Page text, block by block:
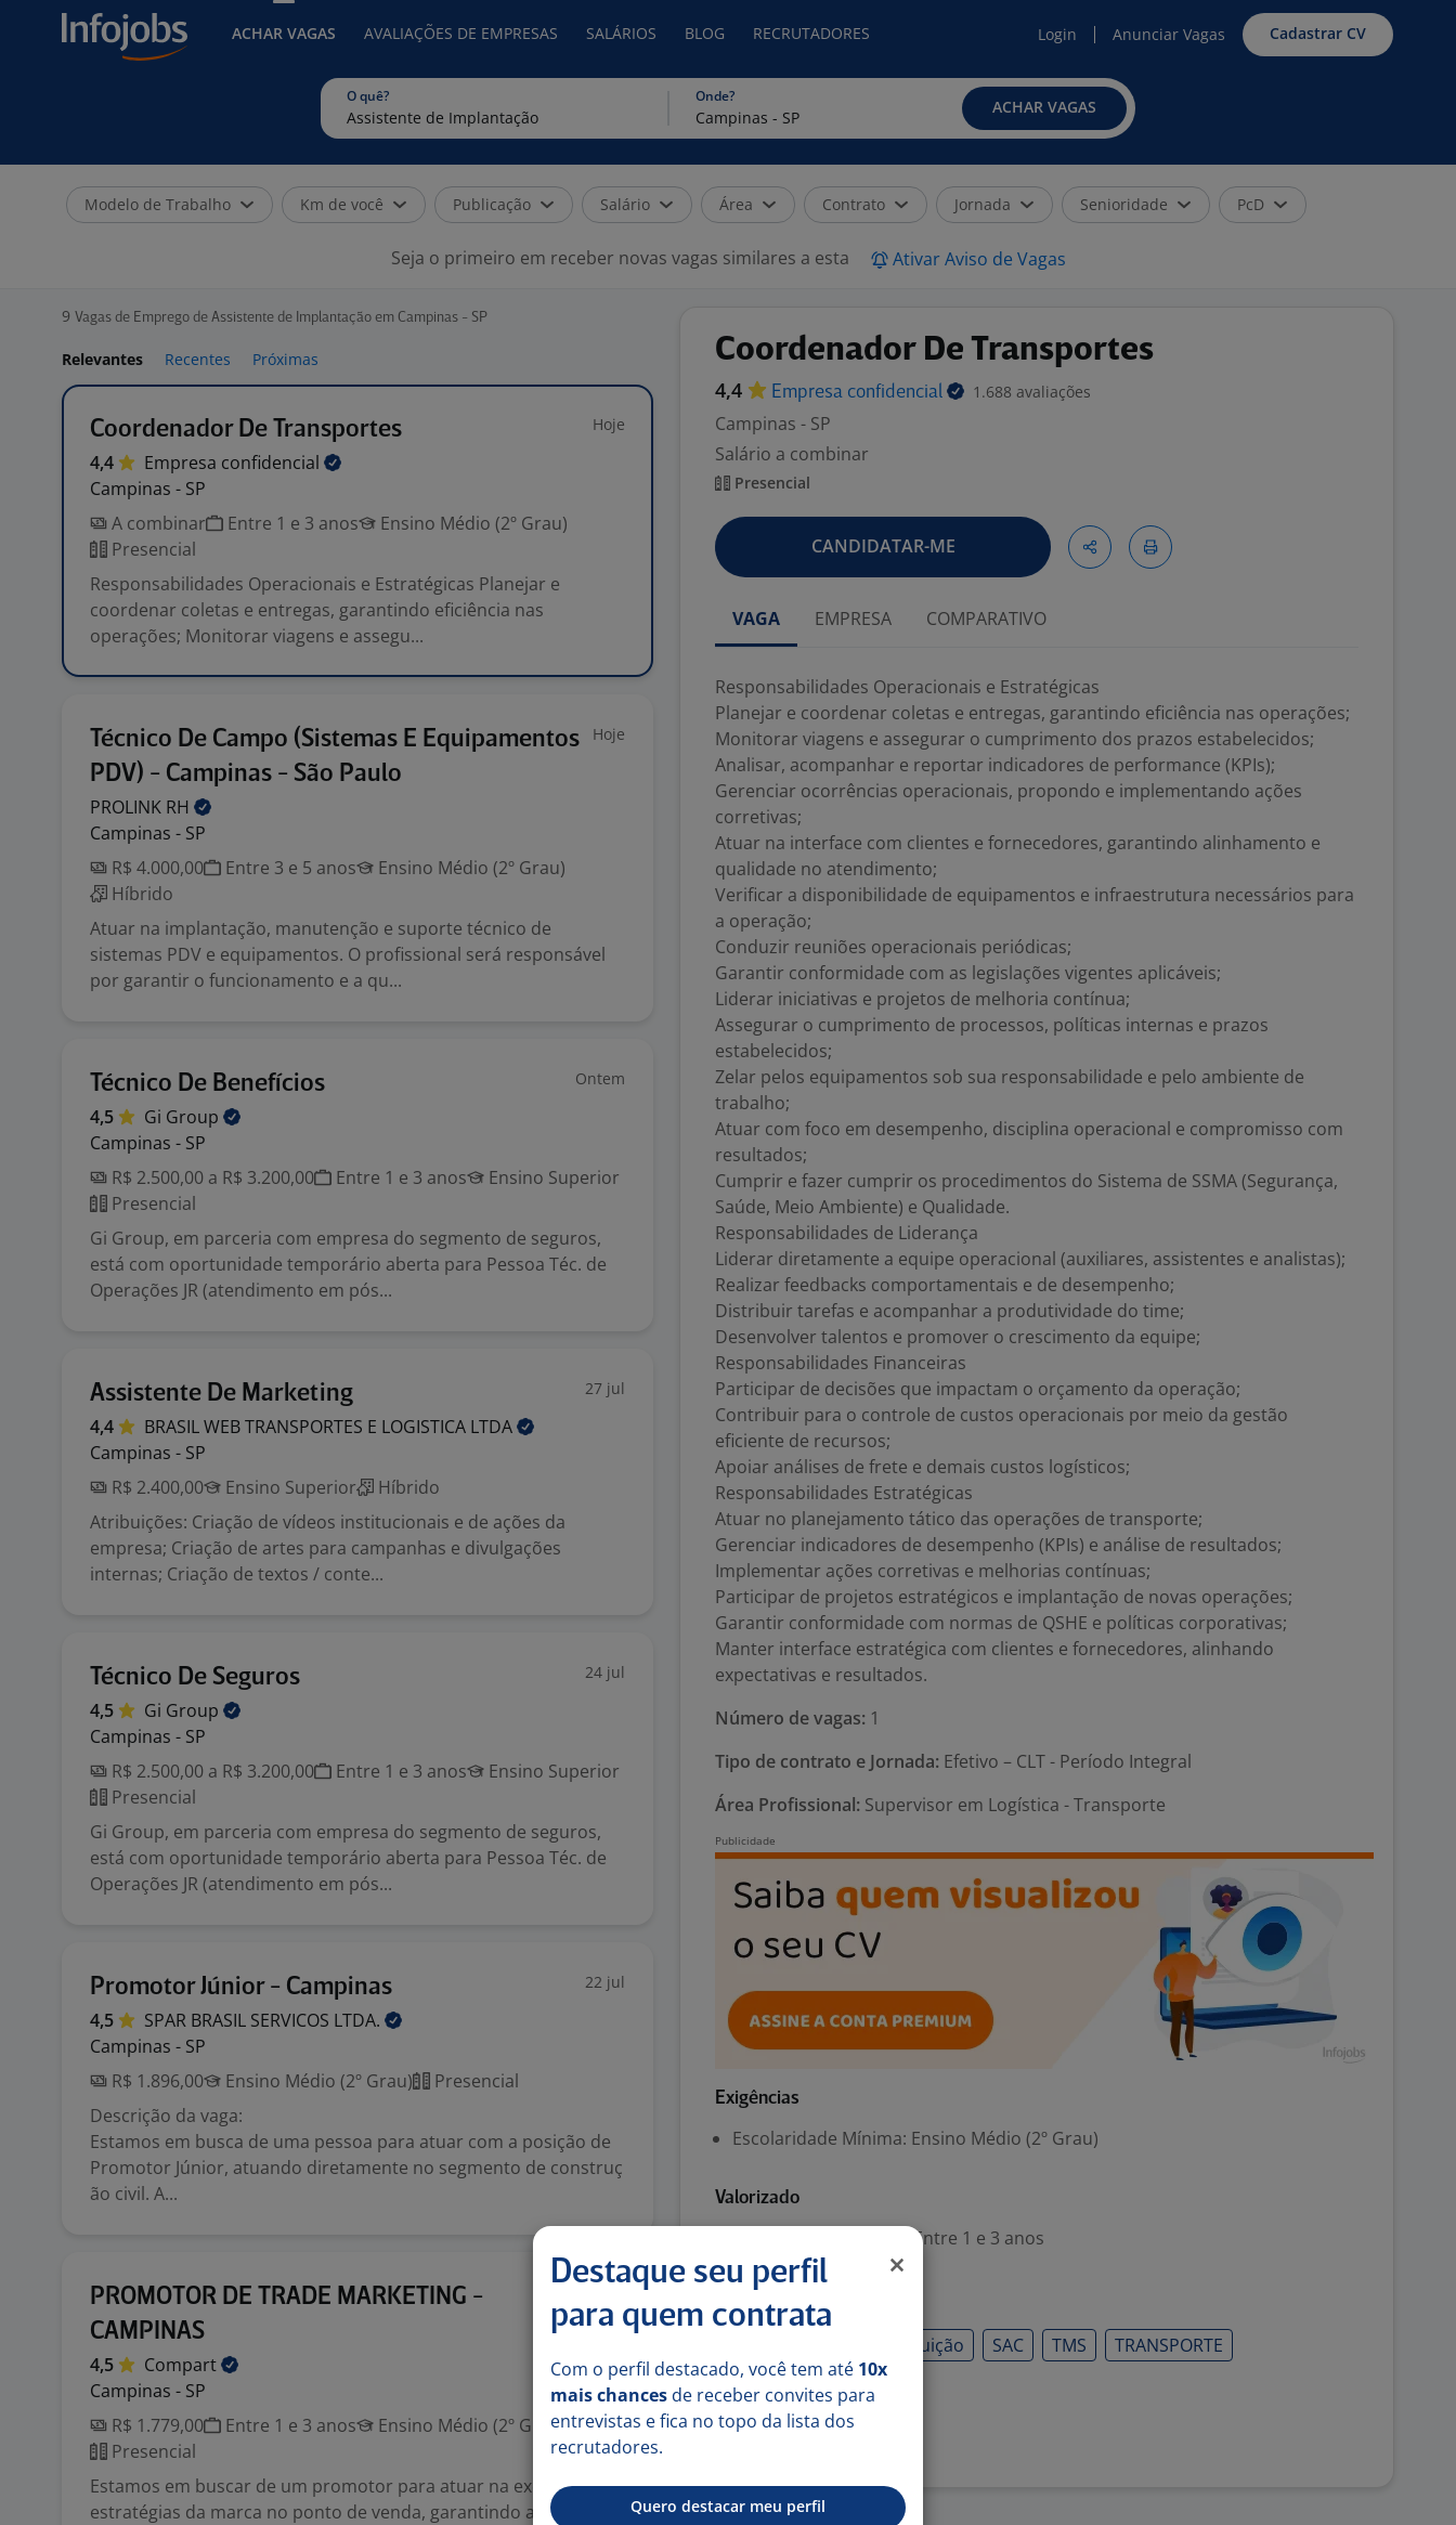
ACHAR VAGAS AVALIAÇÕES DE EMPRESAS SALÁRIOS BLOG RECRUTADORES Login Anunciar Vagas Cadastrar CV
O quê? Onde?
ACHAR VAGAS
Modelo de Trabalho Km de você Publicação Salário Área Contrato Jornada Senioridade PcD
Seja o primeiro em receber novas vagas similares a esta Ativar Aviso de Vagas
9 Vagas de Emprego de Assistente de Implantação em Campinas - SP
Relevantes Recentes Próximas
Coordenador De Transportes Hoje
4,4 Empresa confidencial
Campinas - SP
A combinar
Entre 1 e 3 anos
Ensino Médio (2º Grau)
Presencial
Responsabilidades Operacionais e Estratégicas Planejar e
coordenar coletas e entregas, garantindo eficiência nas
operações; Monitorar viagens e assegu...
Técnico De Campo (Sistemas E Equipamentos
PDV) - Campinas - São Paulo
Hoje
PROLINK RH
Campinas - SP
R$ 4.000,00
Entre 3 e 5 anos
Ensino Médio (2º Grau)
Híbrido
Atuar na implantação, manutenção e suporte técnico de
sistemas PDV e equipamentos. O profissional será responsável
por garantir o funcionamento e a qu...
Técnico De Benefícios Ontem
4,5 Gi Group
Campinas - SP
R$ 2.500,00 a R$ 3.200,00
Entre 1 e 3 anos
Ensino Superior
Presencial
Gi Group, em parceria com empresa do segmento de seguros,
está com oportunidade temporário aberta para Pessoa Téc. de
Operações JR (atendimento em pós...
Assistente De Marketing 27 jul
4,4 BRASIL WEB TRANSPORTES E LOGISTICA LTDA
Campinas - SP
R$ 2.400,00
Ensino Superior
Híbrido
Atribuições: Criação de vídeos institucionais e de ações da
empresa; Criação de artes para campanhas e divulgações
internas; Criação de textos / conte...
Técnico De Seguros 24 jul
4,5 Gi Group
Campinas - SP
R$ 2.500,00 a R$ 3.200,00
Entre 1 e 3 anos
Ensino Superior
Presencial
Gi Group, em parceria com empresa do segmento de seguros,
está com oportunidade temporário aberta para Pessoa Téc. de
Operações JR (atendimento em pós...
Promotor Júnior - Campinas 22 jul
4,5 SPAR BRASIL SERVICOS LTDA.
Campinas - SP
R$ 1.896,00
Ensino Médio (2º Grau)
Presencial
Descrição da vaga:
Estamos em busca de uma pessoa para atuar com a posição de
Promotor Júnior, atuando diretamente no segmento de construç
ão civil. A...
PROMOTOR DE TRADE MARKETING -
CAMPINAS
4,5
Compart
Campinas - SP
R$ 1.779,00
Entre 1 e 3 anos
Ensino Médio (2º Grau)
Presencial
Estamos em buscar de um promotor para atuar na execução das
estratégias da marca no ponto de venda, garantindo a correta
Coordenador De Transportes
4,4 Empresa confidencial 1.688 avaliações
Campinas - SP
Salário a combinar
Presencial
CANDIDATAR-ME
VAGA EMPRESA COMPARATIVO
Responsabilidades Operacionais e Estratégicas
Planejar e coordenar coletas e entregas, garantindo eficiência nas operações;
Monitorar viagens e assegurar o cumprimento dos prazos estabelecidos;
Analisar, acompanhar e reportar indicadores de performance (KPIs);
Gerenciar ocorrências operacionais, propondo e implementando ações
corretivas;
Atuar na interface com clientes e fornecedores, garantindo alinhamento e
qualidade no atendimento;
Verificar a disponibilidade de equipamentos e infraestrutura necessários para
a operação;
Conduzir reuniões operacionais periódicas;
Garantir conformidade com as legislações vigentes aplicáveis;
Liderar iniciativas e projetos de melhoria contínua;
Assegurar o cumprimento de processos, políticas internas e prazos
estabelecidos;
Zelar pelos equipamentos sob sua responsabilidade e pelo ambiente de
trabalho;
Atuar com foco em desempenho, disciplina operacional e compromisso com
resultados;
Cumprir e fazer cumprir os procedimentos do Sistema de SSMA (Segurança,
Saúde, Meio Ambiente) e Qualidade.
Responsabilidades de Liderança
Liderar diretamente a equipe operacional (auxiliares, assistentes e analistas);
Realizar feedbacks comportamentais e de desempenho;
Distribuir tarefas e acompanhar a produtividade do time;
Desenvolver talentos e promover o crescimento da equipe;
Responsabilidades Financeiras
Participar de decisões que impactam o orçamento da operação;
Contribuir para o controle de custos operacionais por meio da gestão
eficiente de recursos;
Apoiar análises de frete e demais custos logísticos;
Responsabilidades Estratégicas
Atuar no planejamento tático das operações de transporte;
Gerenciar indicadores de desempenho (KPIs) e análise de resultados;
Implementar ações corretivas e melhorias contínuas;
Participar de projetos estratégicos e implantação de novas operações;
Garantir conformidade com normas de QSHE e políticas corporativas;
Manter interface estratégica com clientes e fornecedores, alinhando
expectativas e resultados.
Número de vagas: 1
Tipo de contrato e Jornada: Efetivo – CLT - Período Integral
Área Profissional: Supervisor em Logística - Transporte
Exigências
Escolaridade Mínima: Ensino Médio (2º Grau)
Valorizado
Experiência desejada: Entre 1 e 3 anos
Distribuição SAC TMS TRANSPORTE
Denunciar vaga
Destaque seu perfil
para quem contrata
Com o perfil destacado, você tem até 10x
mais chances de receber convites para
entrevistas e fica no topo da lista dos
recrutadores.
Quero destacar meu perfil